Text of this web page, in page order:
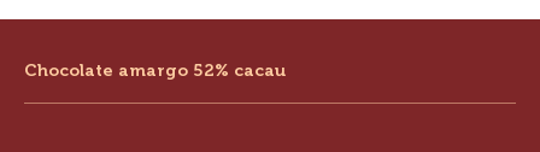
information
Chocolate amargo 52% cacau